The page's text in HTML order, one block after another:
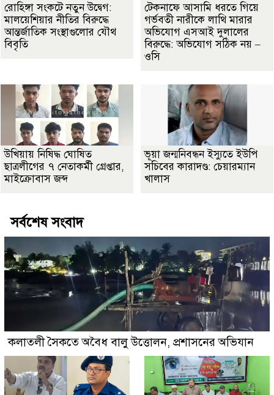
রোহিঙ্গা সংকটে নতুন উদ্বেগ:
মালয়েশিয়ার নীতির বিরুদ্ধে
আন্তর্জাতিক সংস্থাগুলোর যৌথ
বিবৃতি
টেকনাফে আসামি ধরতে গিয়ে
গর্ভবতী নারীকে লাথি মারার
অভিযোগ এসআই দুলালের
বিরুদ্ধে: অভিযোগ সঠিক নয় –
ওসি
উখিয়ায় নিষিদ্ধ ঘোষিত
ছাত্রলীগের ৭ নেতাকর্মী গ্রেপ্তার,
মাইক্রোবাস জব্দ
ভূয়া জন্মনিবন্ধন ইস্যুতে ইউপি
সচিবের কারাদণ্ড: চেয়ারম্যান
খালাস
সর্বশেষ সংবাদ
কলাতলী সৈকতে অবৈধ বালু উত্তোলন, প্রশাসনের অভিযান